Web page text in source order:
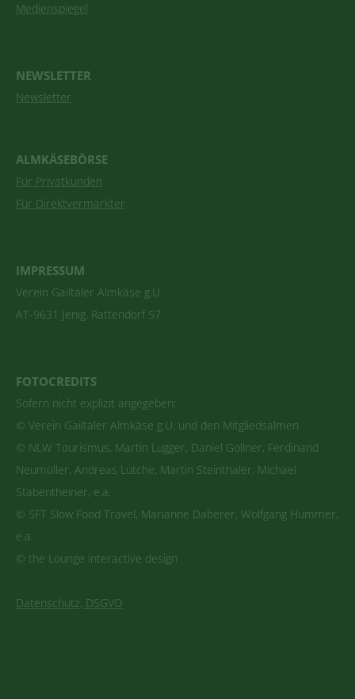
Medienspiegel
NEWSLETTER
Newsletter
ALMKÄSEBÖRSE
Für Privatkunden
Für Direktvermarkter
IMPRESSUM
Verein Gailtaler Almkäse g.U.
AT-9631 Jenig, Rattendorf 57
FOTOCREDITS
Sofern nicht explizit angegeben:
© Verein Gailtaler Almkäse g.U. und den Mitgliedsalmen
© NLW Tourismus, Martin Lugger, Daniel Gollner, Ferdinand
Neumüller, Andreas Lutche, Martin Steinthaler, Michael
Stabentheiner, e.a.
© SFT Slow Food Travel, Marianne Daberer, Wolfgang Hummer,
e.a.
© the Lounge interactive design
Datenschutz, DSGVO